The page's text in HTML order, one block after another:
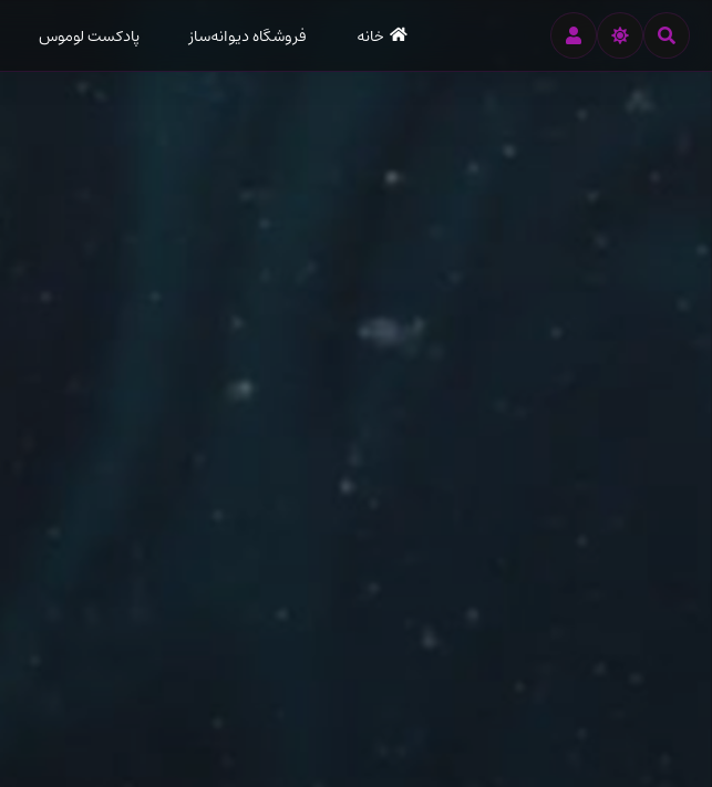
ورود
خانه فروشگاه دیوانه‌ساز پادکست لوموس